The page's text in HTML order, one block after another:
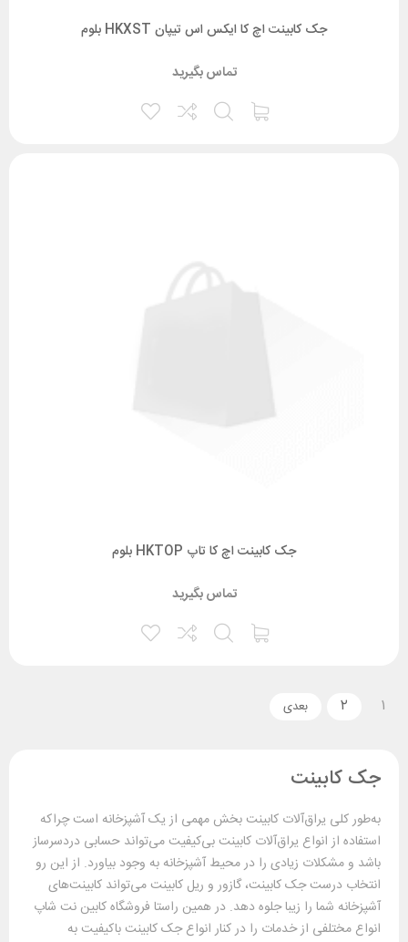
جک کابینت اچ کا ایکس اس تیپان HKXST بلوم
تماس بگیرید
جک کابینت اچ کا تاپ HKTOP بلوم
تماس بگیرید
۱ ۲
جک کابینت
به‌طور کلی یراق‌آلات کابینت بخش مهمی از یک آشپزخانه است چراکه
استفاده از انواع یراق‌آلات کابینت بی‌کیفیت می‌تواند حسابی دردسرساز
باشد و مشکلات زیادی را در محیط آشپزخانه به وجود بیاورد. از این رو
انتخاب درست جک کابینت، گازور و ریل کابینت می‌تواند کابینت‌های
آشپزخانه شما را زیبا جلوه دهد. در همین راستا فروشگاه کابین نت شاپ
انواع مختلفی از خدمات را در کنار انواع جک کابینت باکیفیت به